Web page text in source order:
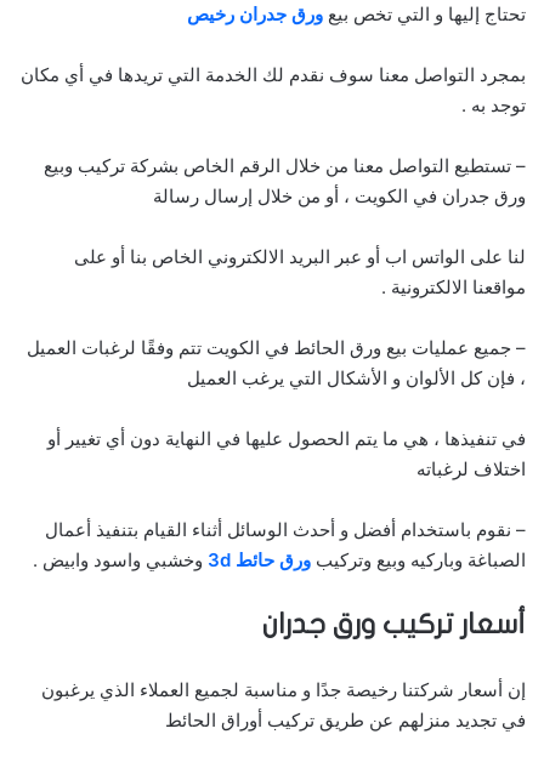
تحتاج إليها و التي تخص بيع ورق جدران رخيص
بمجرد التواصل معنا سوف نقدم لك الخدمة التي تريدها في أي مكان
توجد به .
– تستطيع التواصل معنا من خلال الرقم الخاص بشركة تركيب وبيع
ورق جدران في الكويت ، أو من خلال إرسال رسالة
لنا على الواتس اب أو عبر البريد الالكتروني الخاص بنا أو على
مواقعنا الالكترونية .
– جميع عمليات بيع ورق الحائط في الكويت تتم وفقًا لرغبات العميل
، فإن كل الألوان و الأشكال التي يرغب العميل
في تنفيذها ، هي ما يتم الحصول عليها في النهاية دون أي تغيير أو
اختلاف لرغباته
– نقوم باستخدام أفضل و أحدث الوسائل أثناء القيام بتنفيذ أعمال
الصباغة وباركيه وبيع وتركيب ورق حائط 3d وخشبي واسود وابيض .
أسعار تركيب ورق جدران
إن أسعار شركتنا رخيصة جدًا و مناسبة لجميع العملاء الذي يرغبون
في تجديد منزلهم عن طريق تركيب أوراق الحائط